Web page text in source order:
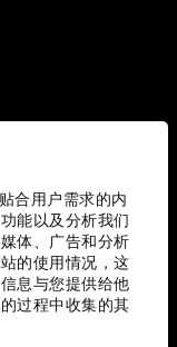
合用户需求的内
能以及分析我们
体、广告和分析
的使用情况，这
息与您提供给他
过程中收集的其